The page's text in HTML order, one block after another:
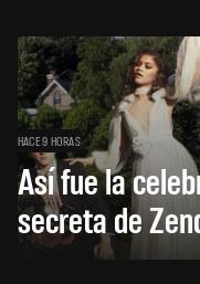
HACE 9 HORAS
Así fue la
secreta de